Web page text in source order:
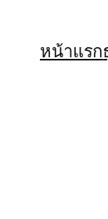
หน้าแรก